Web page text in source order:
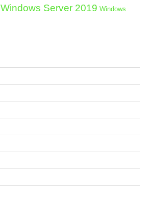
Windows Server 2019 Windows